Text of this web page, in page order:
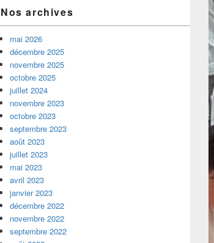
Nos archives
mai 2026
décembre 2025
novembre 2025
octobre 2025
juillet 2024
novembre 2023
octobre 2023
septembre 2023
août 2023
juillet 2023
mai 2023
avril 2023
janvier 2023
décembre 2022
novembre 2022
septembre 2022